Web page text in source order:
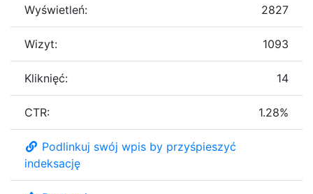
Wyświetleń: 2827
Wizyt: 1093
Kliknięć: 14
CTR: 1.28%
Podlinkuj swój wpis by przyśpieszyć
indeksację